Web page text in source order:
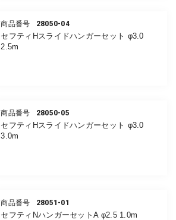
商品番号 28050-04
セフティHスライドハンガーセット φ3.0
2.5m
商品番号 28050-05
セフティHスライドハンガーセット φ3.0
3.0m
商品番号 28051-01
セフティNハンガーセットA φ2.5 1.0m